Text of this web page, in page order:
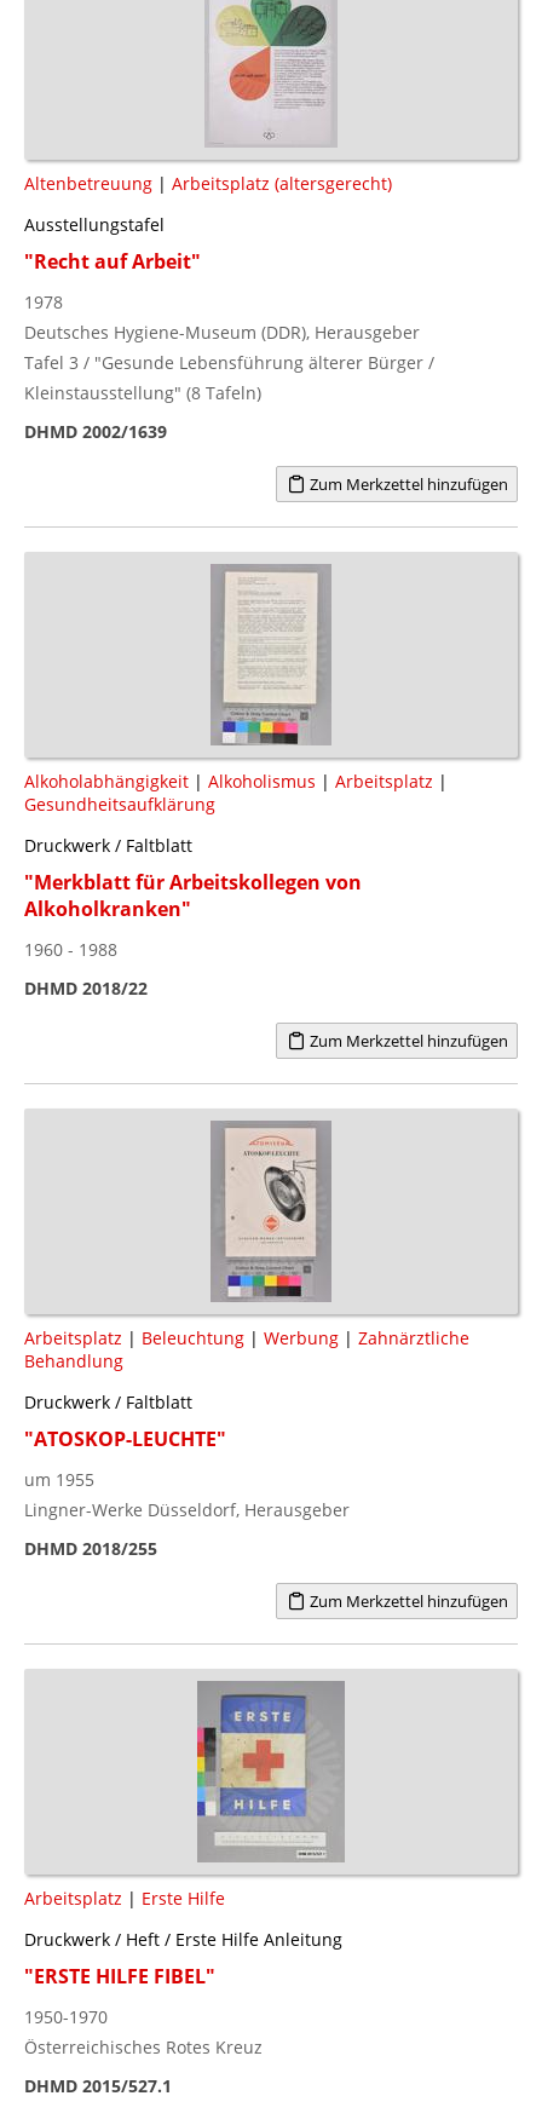
Altenbetreuung | Arbeitsplatz (altersgerecht)
Ausstellungstafel
"Recht auf Arbeit"
1978
Deutsches Hygiene-Museum (DDR), Herausgeber
Tafel 3 / "Gesunde Lebensführung älterer Bürger /
Kleinstausstellung" (8 Tafeln)
DHMD 2002/1639
Zum Merkzettel hinzufügen
Alkoholabhängigkeit | Alkoholismus | Arbeitsplatz |
Gesundheitsaufklärung
Druckwerk / Faltblatt
"Merkblatt für Arbeitskollegen von
Alkoholkranken"
1960 - 1988
DHMD 2018/22
Zum Merkzettel hinzufügen
Arbeitsplatz | Beleuchtung | Werbung | Zahnärztliche
Behandlung
Druckwerk / Faltblatt
"ATOSKOP-LEUCHTE"
um 1955
Lingner-Werke Düsseldorf, Herausgeber
DHMD 2018/255
Zum Merkzettel hinzufügen
Arbeitsplatz | Erste Hilfe
Druckwerk / Heft / Erste Hilfe Anleitung
"ERSTE HILFE FIBEL"
1950-1970
Österreichisches Rotes Kreuz
DHMD 2015/527.1